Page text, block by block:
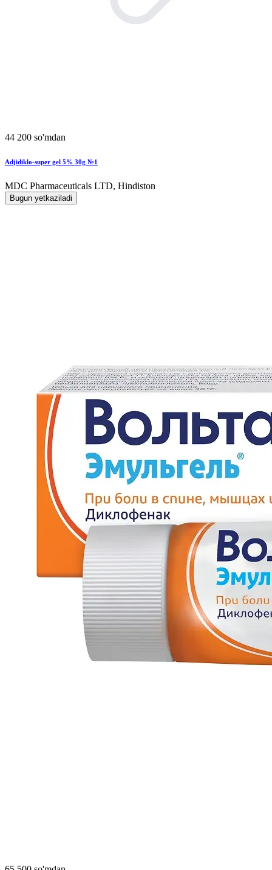
44 200 so'mdan
Adjidiklo-super gel 5% 30g №1
MDC Pharmaceuticals LTD, Hindiston
Bugun yetkaziladi